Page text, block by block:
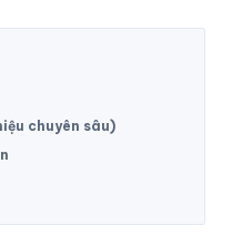
chuyên sâu)